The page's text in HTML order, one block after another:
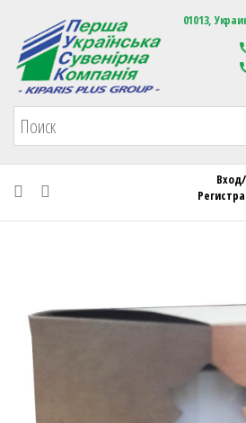
Первая Украинская Сувенирная
01013,
Вход/